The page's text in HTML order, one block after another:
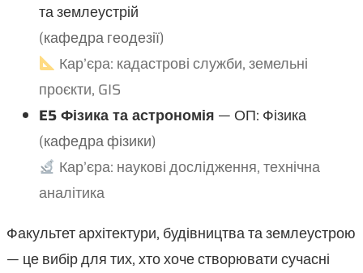
та землеустрій
(кафедра геодезії)
Кар’єра: кадастрові служби, земельні
проєкти, GIS
E5 Фізика та астрономія — ОП: Фізика
(кафедра фізики)
Кар’єра: наукові дослідження, технічна
аналітика
Факультет архітектури, будівництва та землеустрою
— це вибір для тих, хто хоче створювати сучасні